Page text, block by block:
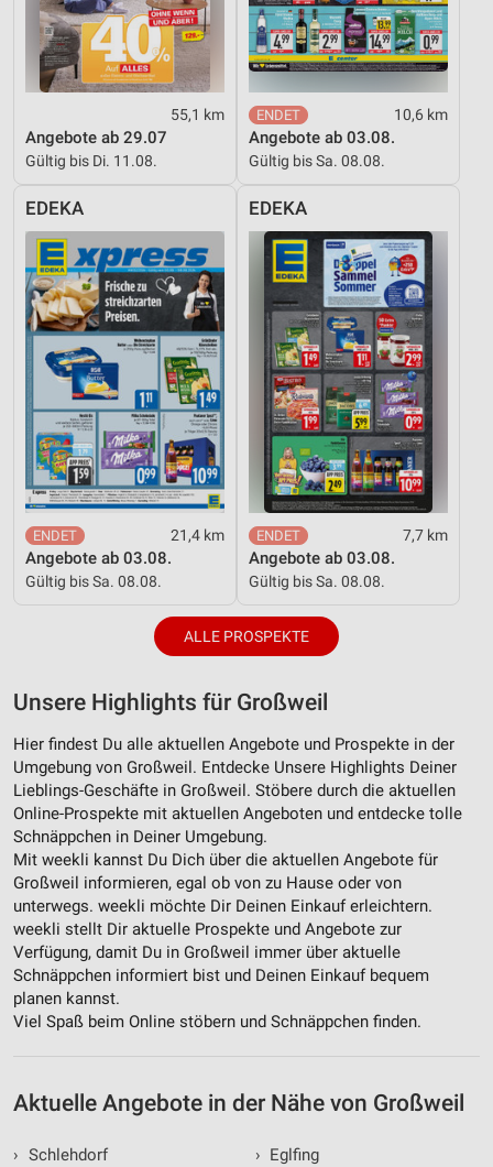
55,1 km
Angebote ab 29.07
Gültig bis Di. 11.08.
10,6 km
Angebote ab 03.08.
Gültig bis Sa. 08.08.
EDEKA
21,4 km
Angebote ab 03.08.
Gültig bis Sa. 08.08.
EDEKA
7,7 km
Angebote ab 03.08.
Gültig bis Sa. 08.08.
ALLE PROSPEKTE
Unsere Highlights für Großweil
Hier findest Du alle aktuellen Angebote und Prospekte in der
Umgebung von Großweil. Entdecke Unsere Highlights Deiner
Lieblings-Geschäfte in Großweil. Stöbere durch die aktuellen
Online-Prospekte mit aktuellen Angeboten und entdecke tolle
Schnäppchen in Deiner Umgebung.
Mit weekli kannst Du Dich über die aktuellen Angebote für
Großweil informieren, egal ob von zu Hause oder von
unterwegs. weekli möchte Dir Deinen Einkauf erleichtern.
weekli stellt Dir aktuelle Prospekte und Angebote zur
Verfügung, damit Du in Großweil immer über aktuelle
Schnäppchen informiert bist und Deinen Einkauf bequem
planen kannst.
Viel Spaß beim Online stöbern und Schnäppchen finden.
Aktuelle Angebote in der Nähe von Großweil
› Schlehdorf
› Eglfing
Funktional
Werbung